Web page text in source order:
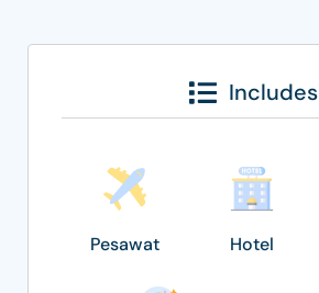
Includes
Pesawat Hotel